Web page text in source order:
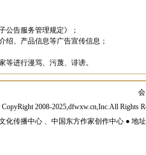
公告服务管理规定》；
绍、产品信息等广告宣传信息；
等进行漫骂、污蔑、诽谤。
CopyRight 2008-2025,dfwxw.cn,Inc.All Rights
化传播中心 、中国东方作家创作中心 ● 地